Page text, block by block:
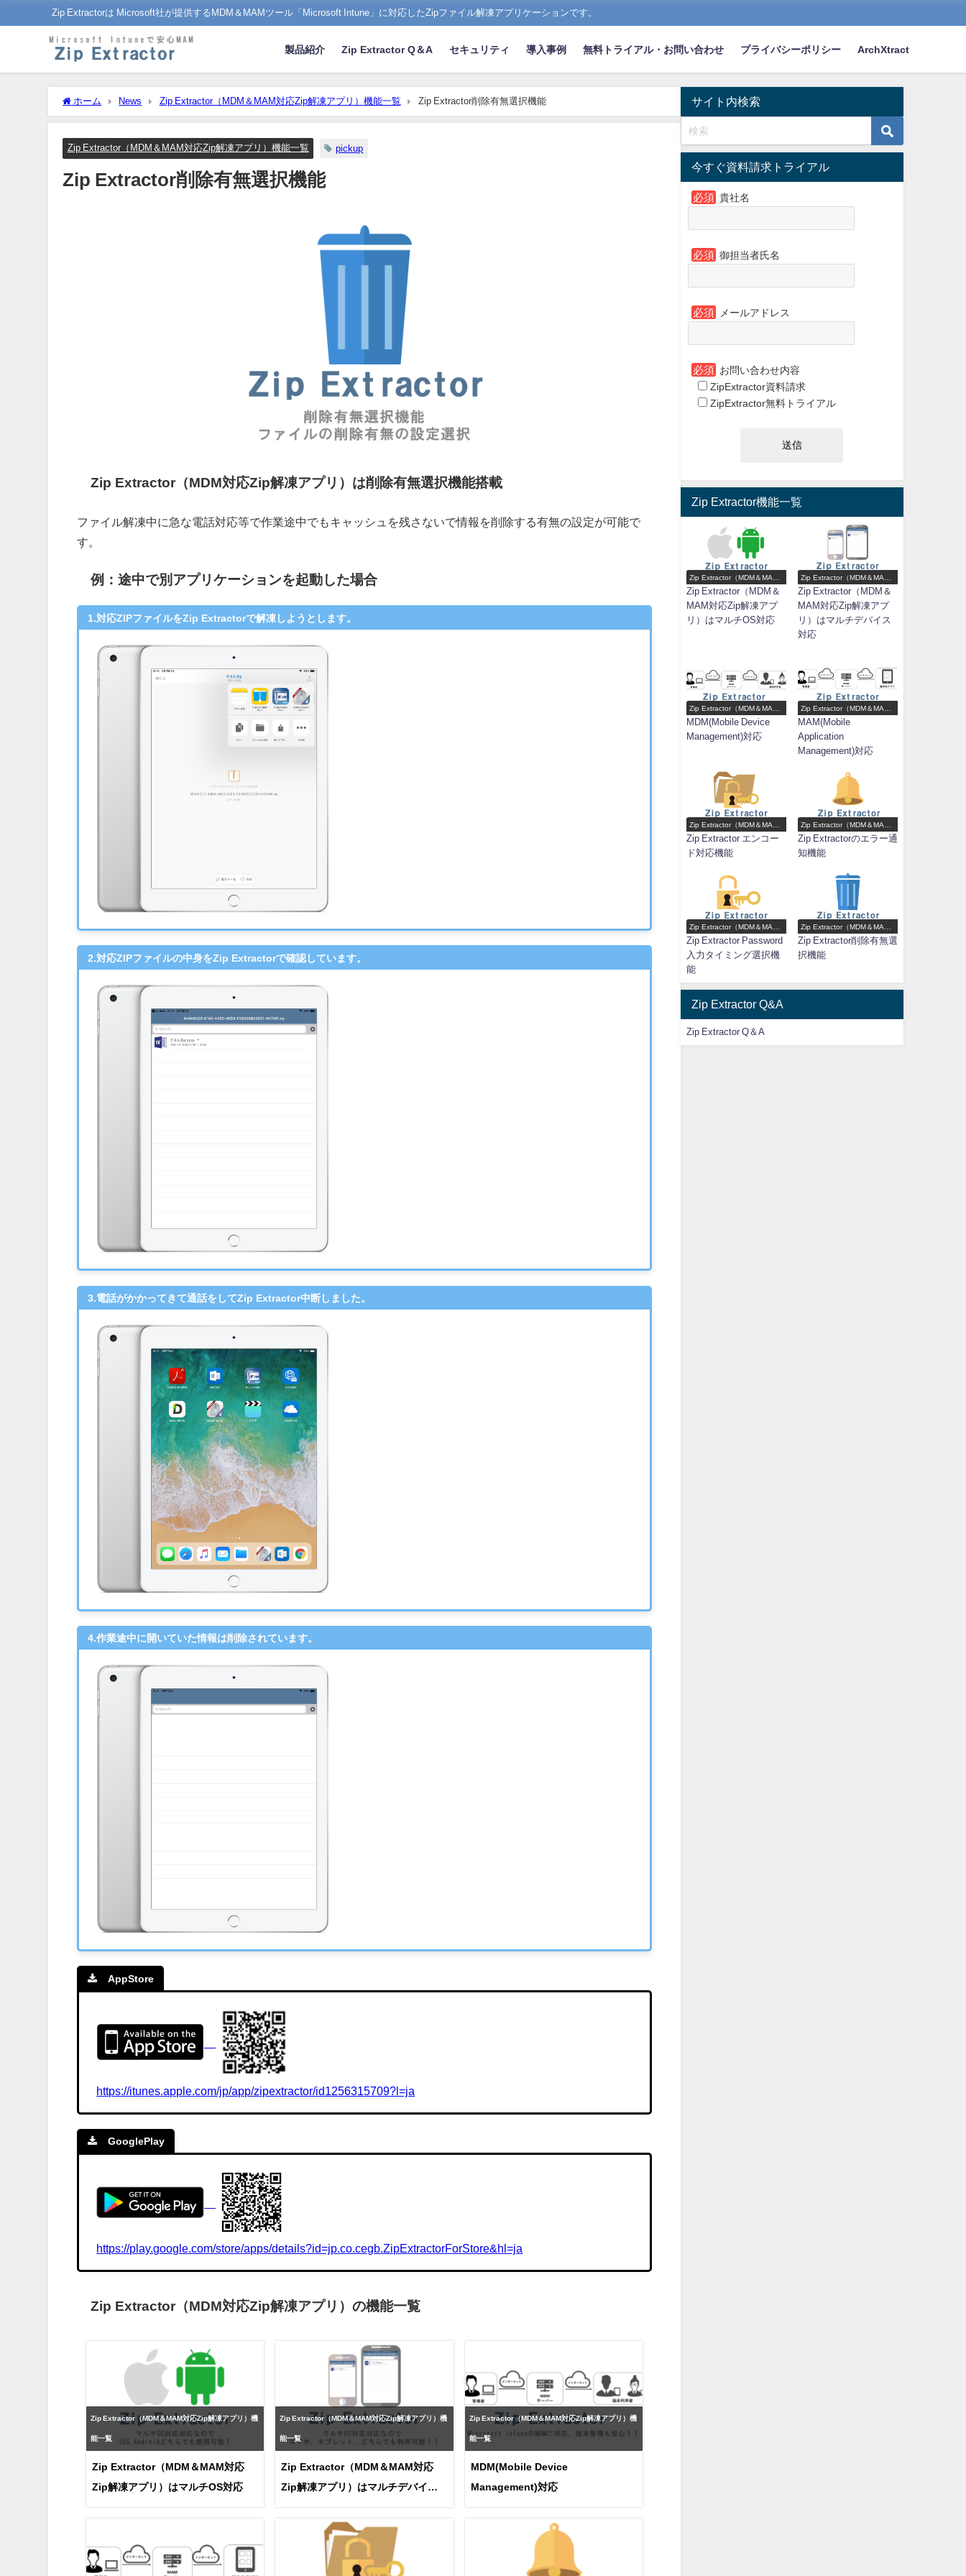
Zip Extractorは Microsoft社が提供するMDM＆MAMツール「Microsoft Intune」に対応したZipファイル解凍アプリケーションです。
製品紹介 Zip Extractor Q＆A セキュリティ 導入事例 無料トライアル・お問い合わせ プライバシーポリシー ArchXtract
ホーム News Zip Extractor（MDM＆MAM対応Zip解凍アプリ）機能一覧 Zip Extractor削除有無選択機能
Zip Extractor（MDM＆MAM対応Zip解凍アプリ）機能一覧 pickup
Zip Extractor削除有無選択機能
Zip Extractor（MDM対応Zip解凍アプリ）は削除有無選択機能搭載
ファイル解凍中に急な電話対応等で作業途中でもキャッシュを残さないで情報を削除する有無の設定が可能で
す。
例：途中で別アプリケーションを起動した場合
1.対応ZIPファイルをZip Extractorで解凍しようとします。
2.対応ZIPファイルの中身をZip Extractorで確認しています。
3.電話がかかってきて通話をしてZip Extractor中断しました。
4.作業途中に開いていた情報は削除されています。
AppStore
https://itunes.apple.com/jp/app/zipextractor/id1256315709?l=ja
GooglePlay
https://play.google.com/store/apps/details?id=jp.co.cegb.ZipExtractorForStore&hl=ja
Zip Extractor（MDM対応Zip解凍アプリ）の機能一覧
Zip Extractor（MDM＆MAM対応Zip解凍アプリ）機
能一覧
Zip Extractor（MDM＆MAM対応
Zip解凍アプリ）はマルチOS対応
Zip Extractor（MDM＆MAM対応Zip解凍アプリ）機
能一覧
Zip Extractor（MDM＆MAM対応
Zip解凍アプリ）はマルチデバイス
Zip Extractor（MDM＆MAM対応Zip解凍アプリ）機
能一覧
MDM(Mobile Device
Management)対応
サイト内検索
今すぐ資料請求トライアル
必須 貴社名
必須 御担当者氏名
必須 メールアドレス
必須 お問い合わせ内容
ZipExtractor資料請求
ZipExtractor無料トライアル
Zip Extractor機能一覧
Zip Extractor（MDM＆MAM
対応Zip解凍アプリ）機能一
覧
Zip Extractor（MDM＆
MAM対応Zip解凍アプ
リ）はマルチOS対応
Zip Extractor（MDM＆MAM
対応Zip解凍アプリ）機能一
覧
Zip Extractor（MDM＆
MAM対応Zip解凍アプ
リ）はマルチデバイス
対応
Zip Extractor（MDM＆MAM
対応Zip解凍アプリ）機能一
MDM(Mobile Device
Management)対応
Zip Extractor（MDM＆MAM
対応Zip解凍アプリ）機能一
MAM(Mobile
Application
Management)対応
Zip Extractor（MDM＆MAM
対応Zip解凍アプリ）機能一
Zip Extractor エンコー
ド対応機能
Zip Extractor（MDM＆MAM
対応Zip解凍アプリ）機能一
覧
Zip Extractorのエラー通
知機能
Zip Extractor（MDM＆MAM
対応Zip解凍アプリ）機能一
覧
Zip Extractor Password
入力タイミング選択機
能
Zip Extractor（MDM＆MAM
対応Zip解凍アプリ）機能一
Zip Extractor削除有無選
択機能
Zip Extractor Q&A
Zip Extractor Q＆A